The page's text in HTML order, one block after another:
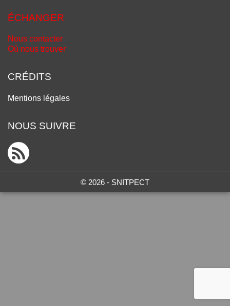
ÉCHANGER
Nous contacter
Où nous trouver
CRÉDITS
Mentions légales
NOUS SUIVRE
© 2026 - SNITPECT